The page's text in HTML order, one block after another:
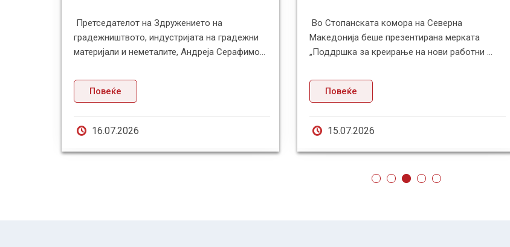
Претседателот на Здружението на
градежништвото, индустријата на градежни
материјали и неметалите, Андреја Серафимо...
Повеќе
16.07.2026
Во Стопанската комора на Северна
Македонија беше презентирана мерката
„Поддршка за креирање на нови работни ...
Повеќе
15.07.2026